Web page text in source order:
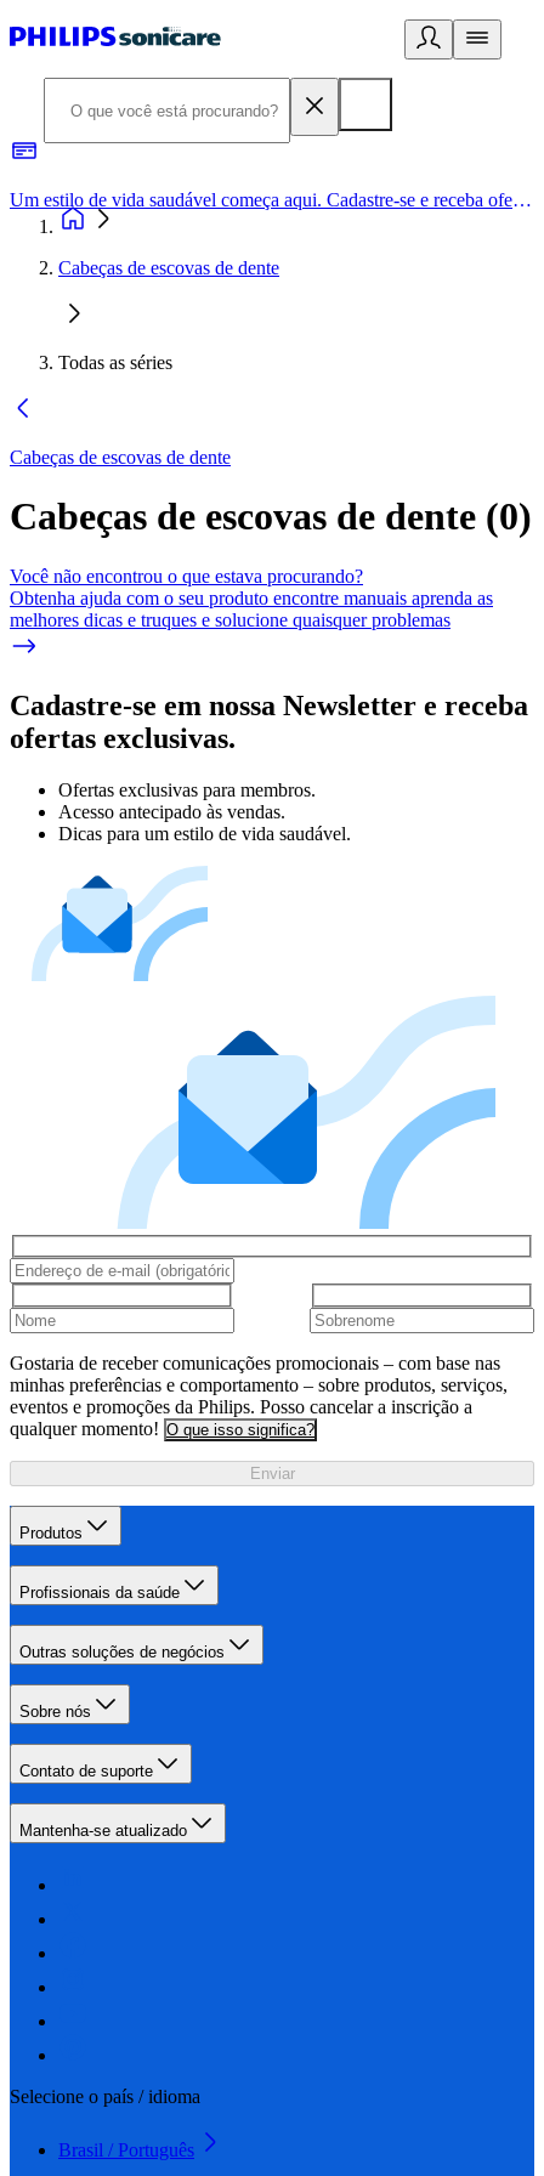
Um estilo de vida saudável começa aqui. Cadastre-se e receba ofertas exclusivas.
Cabeças de escovas de dente
Todas as séries
Cabeças de escovas de dente
Cabeças de escovas de dente (0)
Você não encontrou o que estava procurando?
Obtenha ajuda com o seu produto encontre manuais aprenda as
melhores dicas e truques e solucione quaisquer problemas
Cadastre-se em nossa Newsletter e receba
ofertas exclusivas.
Ofertas exclusivas para membros.
Acesso antecipado às vendas.
Dicas para um estilo de vida saudável.
Gostaria de receber comunicações promocionais – com base nas
minhas preferências e comportamento – sobre produtos, serviços,
eventos e promoções da Philips. Posso cancelar a inscrição a
qualquer momento! O que isso significa?
Enviar
Produtos
Profissionais da saúde
Outras soluções de negócios
Sobre nós
Contato de suporte
Mantenha-se atualizado
Selecione o país / idioma
Brasil / Português